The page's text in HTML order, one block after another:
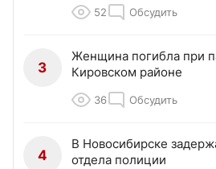
52 Обсудить
3
Женщина погибла при
Кировском районе
36 Обсудить
4
В Новосибирске
отдела полиции